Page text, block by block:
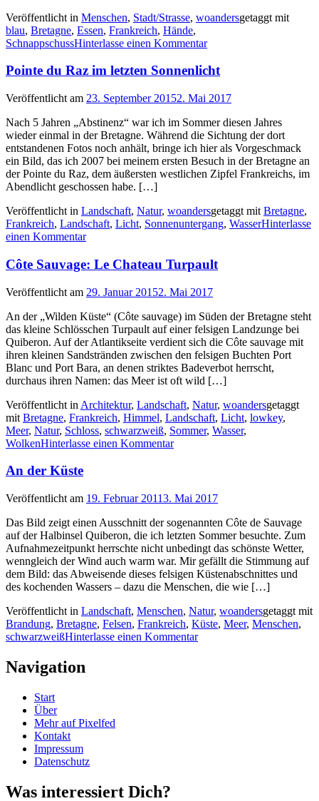
Veröffentlicht in Menschen, Stadt/Strasse, woandersgetaggt mit
blau, Bretagne, Essen, Frankreich, Hände,
SchnappschussHinterlasse einen Kommentar
Pointe du Raz im letzten Sonnenlicht
Veröffentlicht am 23. September 20152. Mai 2017
Nach 5 Jahren „Abstinenz“ war ich im Sommer diesen Jahres
wieder einmal in der Bretagne. Während die Sichtung der dort
entstandenen Fotos noch anhält, bringe ich hier als Vorgeschmack
ein Bild, das ich 2007 bei meinem ersten Besuch in der Bretagne an
der Pointe du Raz, dem äußersten westlichen Zipfel Frankreichs, im
Abendlicht geschossen habe. […]
Veröffentlicht in Landschaft, Natur, woandersgetaggt mit Bretagne,
Frankreich, Landschaft, Licht, Sonnenuntergang, WasserHinterlasse
einen Kommentar
Côte Sauvage: Le Chateau Turpault
Veröffentlicht am 29. Januar 20152. Mai 2017
An der „Wilden Küste“ (Côte sauvage) im Süden der Bretagne steht
das kleine Schlösschen Turpault auf einer felsigen Landzunge bei
Quiberon. Auf der Atlantikseite verdient sich die Côte sauvage mit
ihren kleinen Sandstränden zwischen den felsigen Buchten Port
Blanc und Port Bara, an denen striktes Badeverbot herrscht,
durchaus ihren Namen: das Meer ist oft wild […]
Veröffentlicht in Architektur, Landschaft, Natur, woandersgetaggt
mit Bretagne, Frankreich, Himmel, Landschaft, Licht, lowkey,
Meer, Natur, Schloss, schwarzweiß, Sommer, Wasser,
WolkenHinterlasse einen Kommentar
An der Küste
Veröffentlicht am 19. Februar 20113. Mai 2017
Das Bild zeigt einen Ausschnitt der sogenannten Côte de Sauvage
auf der Halbinsel Quiberon, die ich letzten Sommer besuchte. Zum
Aufnahmezeitpunkt herrschte nicht unbedingt das schönste Wetter,
wenngleich der Wind auch warm war. Mir gefällt die Stimmung auf
dem Bild: das Abweisende dieses felsigen Küstenabschnittes und
des kochenden Wassers – dazu die Menschen, die wie […]
Veröffentlicht in Landschaft, Menschen, Natur, woandersgetaggt mit
Brandung, Bretagne, Felsen, Frankreich, Küste, Meer, Menschen,
schwarzweißHinterlasse einen Kommentar
Navigation
Start
Über
Mehr auf Pixelfed
Kontakt
Impressum
Datenschutz
Was interessiert Dich?